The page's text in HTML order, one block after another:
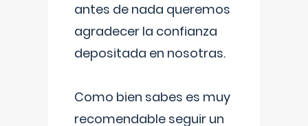
antes de nada queremos
agradecer la confianza
depositada en nosotras.
Como bien sabes es muy
recomendable seguir un